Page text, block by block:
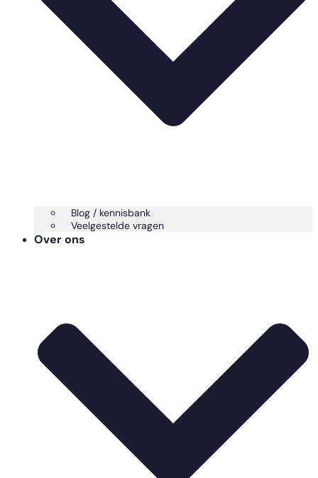
Blog / kennisbank
Veelgestelde vragen
Over ons